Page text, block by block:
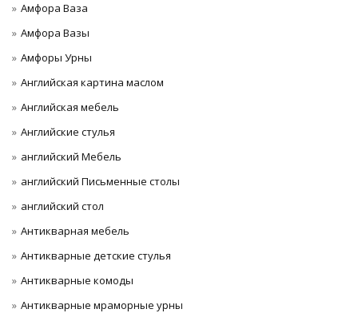
Амфора Ваза
Амфора Вазы
Амфоры Урны
Английская картина маслом
Английская мебель
Английские стулья
английский Мебель
английский Письменные столы
английский стол
Антикварная мебель
Антикварные детские стулья
Антикварные комоды
Антикварные мраморные урны